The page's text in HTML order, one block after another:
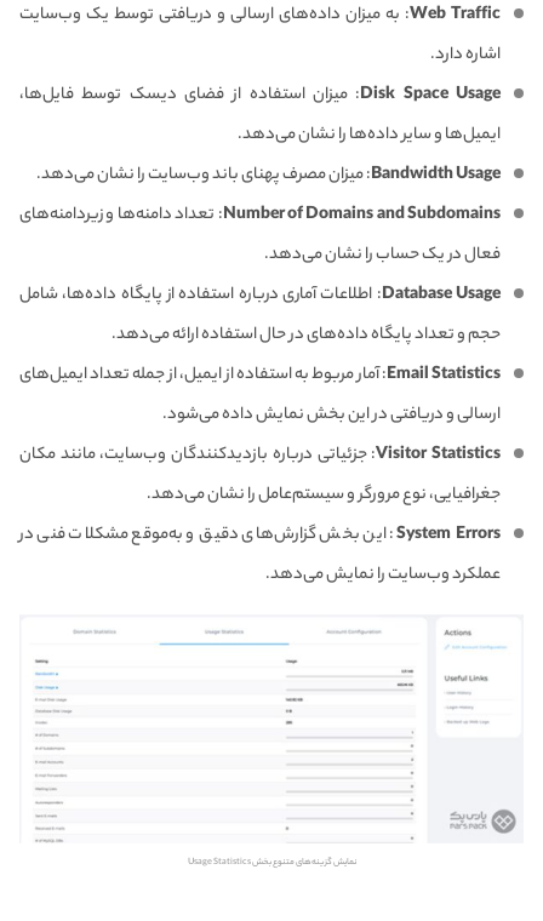
Web Traffic: به میزان داده‌های ارسالی و دریافتی توسط یک وب‌سایت
اشاره دارد.
Disk Space Usage: میزان استفاده از فضای دیسک توسط فایل‌ها،
ایمیل‌ها و سایر داده‌ها را نشان می‌دهد.
Bandwidth Usage: میزان مصرف پهنای باند وب‌سایت‌ را نشان می‌دهد.
Number of Domains and Subdomains: تعداد دامنه‌ها و زیردامنه‌های
فعال در یک حساب را نشان می‌دهد.
Database Usage: اطلاعات آماری درباره استفاده از پایگاه داده‌ها، شامل
حجم و تعداد پایگاه داده‌های در حال استفاده ارائه می‌دهد.
Email Statistics: آمار مربوط به استفاده از ایمیل، از جمله تعداد ایمیل‌های
ارسالی و دریافتی در این بخش نمایش داده می‌شود.
Visitor Statistics: جزئیاتی درباره بازدیدکنندگان وب‌سایت، مانند مکان
جغرافیایی، نوع مرورگر و سیستم‌عامل را نشان می‌دهد.
System Errors: این بخش گزارش‌های دقیق و به‌موقع مشکلات فنی در
عملکرد وب‌سایت را نمایش می‌دهد.
نمایش گزینه‌های متنوع بخش Usage Statistics